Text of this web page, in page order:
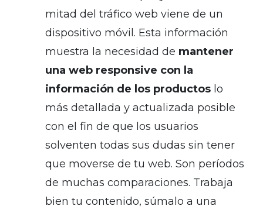
mitad del tráfico web viene de un
dispositivo móvil. Esta información
muestra la necesidad de mantener
una web responsive con la
información de los productos lo
más detallada y actualizada posible
con el fin de que los usuarios
solventen todas sus dudas sin tener
que moverse de tu web. Son períodos
de muchas comparaciones. Trabaja
bien tu contenido, súmalo a una